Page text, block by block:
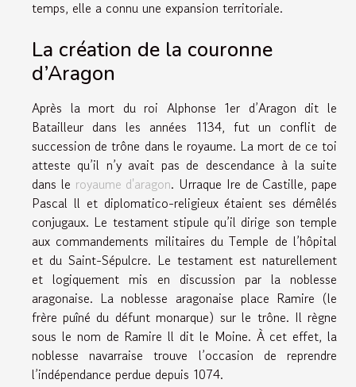
temps, elle a connu une expansion territoriale.
La création de la couronne
d’Aragon
Après la mort du roi Alphonse 1er d’Aragon dit le
Batailleur dans les années 1134, fut un conflit de
succession de trône dans le royaume. La mort de ce toi
atteste qu’il n’y avait pas de descendance à la suite
dans le royaume d'aragon. Urraque Ire de Castille, pape
Pascal ll et diplomatico-religieux étaient ses démêlés
conjugaux. Le testament stipule qu’il dirige son temple
aux commandements militaires du Temple de l’hôpital
et du Saint-Sépulcre. Le testament est naturellement
et logiquement mis en discussion par la noblesse
aragonaise. La noblesse aragonaise place Ramire (le
frère puîné du défunt monarque) sur le trône. Il règne
sous le nom de Ramire ll dit le Moine. À cet effet, la
noblesse navarraise trouve l’occasion de reprendre
l’indépendance perdue depuis 1074.